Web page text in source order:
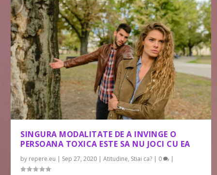
SINGURA MODALITATE DE A INVINGE O
PERSOANA TOXICA ESTE SA NU JOCI CU EA
by repere.eu | Sep 27, 2020 |Atitudine, Stiai ca? | 0 |